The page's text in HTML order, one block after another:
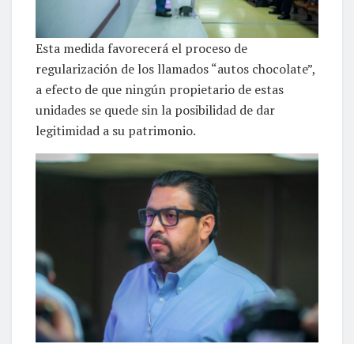
Esta medida favorecerá el proceso de
regularización de los llamados “autos chocolate”,
a efecto de que ningún propietario de estas
unidades se quede sin la posibilidad de dar
legitimidad a su patrimonio.